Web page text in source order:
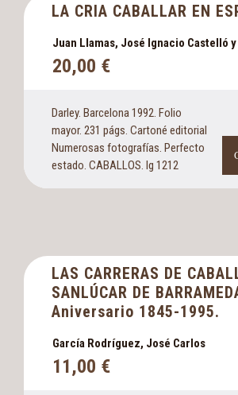
LA CRIA CABALLAR EN
Juan Llamas, José Ignacio Castelló
20,00 €
Darley. Barcelona 1992. Folio
mayor. 231 págs. Cartoné editorial
Numerosas fotografías. Perfecto
estado. CABALLOS. Ig 1212
LAS CARRERAS DE
SANLÚCAR DE
Aniversario 1845-1995.
García Rodríguez, José Carlos
11,00 €